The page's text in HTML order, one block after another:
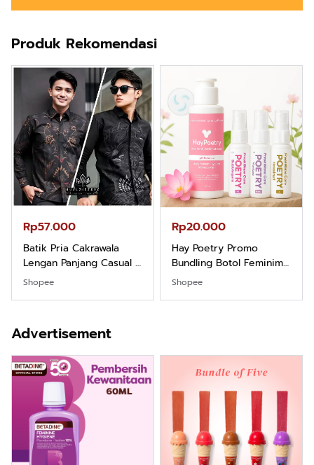
Produk Rekomendasi
Rp57.000
Batik Pria Cakrawala
Lengan Panjang Casual -
Kemeja Batik Pria
Santai Slimfit Formal
Shopee
Rp20.000
Hay Poetry Promo
Bundling Botol Feminim
Care Perawatan
Shopee
Advertisement